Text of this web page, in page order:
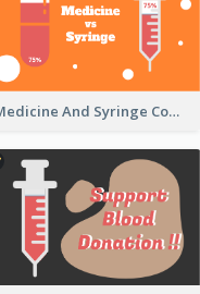
Medicine And Syringe Comparison